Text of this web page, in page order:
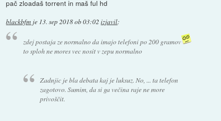
pač zloadaš torrent in maš ful hd
blackbfm je 13. sep 2018 ob 03:02 izjavil:
zdej postaja ze normalno da imajo telefoni po 200 gramov
to sploh ne mores vec nosit v zepu normalno
Zadnjic je bla debata kaj je luksuz. No, ... ta telefon
zagotovo. Sumim, da si ga večina raje ne more
privoščit.